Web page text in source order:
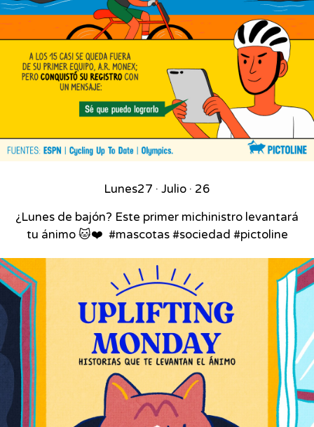
Lunes27 · Julio · 26
¿Lunes de bajón? Este primer michinistro levantará
tu ánimo 🐱❤️⁣ ⁣ #mascotas #sociedad #pictoline